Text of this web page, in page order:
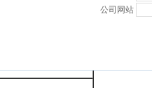
公司网站